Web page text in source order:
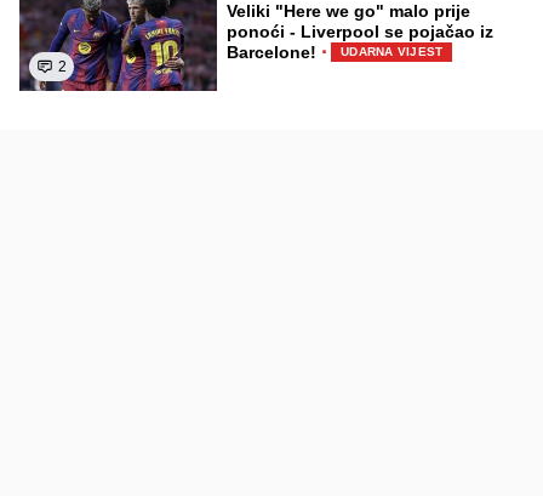
2
Veliki "Here we go" malo prije
ponoći - Liverpool se pojačao iz
Barcelone! · UDARNA VIJEST